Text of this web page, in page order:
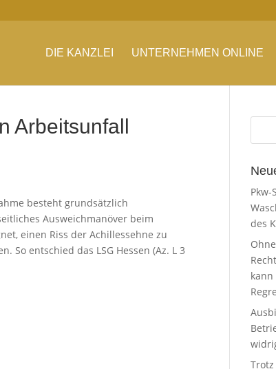
DIE KANZLEI UNTERNEHMEN ONLINE
Arbeitsunfall
besteht grundsätzlich
Ausweichmanöver beim
einen Riss der Achillessehne zu
entschied das LSG Hessen (Az. L 3
des